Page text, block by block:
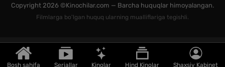
Bosh sahifa Seriallar Kinolar Hind Kinolar Shaxsiy Kabinet
Copyright 2026 ©Kinochilar.com — Barcha huquqlar himoyalangan.
Filmlarga bo'lgan huquq ularning mualliflariga tegishli.